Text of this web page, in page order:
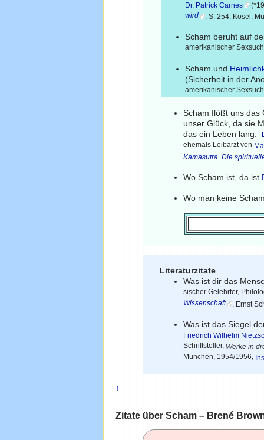
Dr. Patrick Carnes
wird , S. 254, Kösel,
Scham beruht auf
amerikanischer
Scham und
(Sicherheit in der
amerikanischer
Scham flößt uns das
unser Glück, da sie
das ein Leben lang.
ehemals Leibarzt von
Kamasutra. Die
Wo Scham ist, da ist
Wo man keine
Literaturzitate
Was ist dir das
sischer Gelehrter,
Wissenschaft
, Ernst
Was ist das Siegel
Friedrich Wilhelm
Schriftsteller, Werke in
München, 1954/1956,
↑
Zitate über Scham – Brené